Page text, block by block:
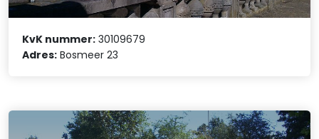
KvK nummer: 30109679
Adres: Bosmeer 23